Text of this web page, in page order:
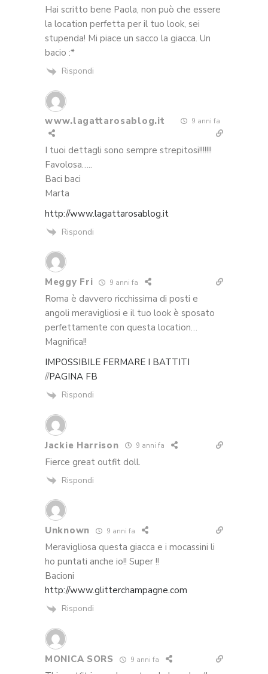
Hai scritto bene Paola, non può che essere
la location perfetta per il tuo look, sei
stupenda! Mi piace un sacco la giacca. Un
bacio :*
Rispondi
www.lagattarosablog.it 9 anni fa
I tuoi dettagli sono sempre strepitosi!!!!!!!
Favolosa…..
Baci baci
Marta
http://www.lagattarosablog.it
Rispondi
Meggy Fri 9 anni fa
Roma è davvero ricchissima di posti e
angoli meravigliosi e il tuo look è sposato
perfettamente con questa location…
Magnifica!!
IMPOSSIBILE FERMARE I BATTITI
//PAGINA FB
Rispondi
Jackie Harrison 9 anni fa
Fierce great outfit doll.
Rispondi
Unknown 9 anni fa
Meravigliosa questa giacca e i mocassini li
ho puntati anche io!! Super !!
Bacioni
http://www.glitterchampagne.com
Rispondi
MONICA SORS 9 anni fa